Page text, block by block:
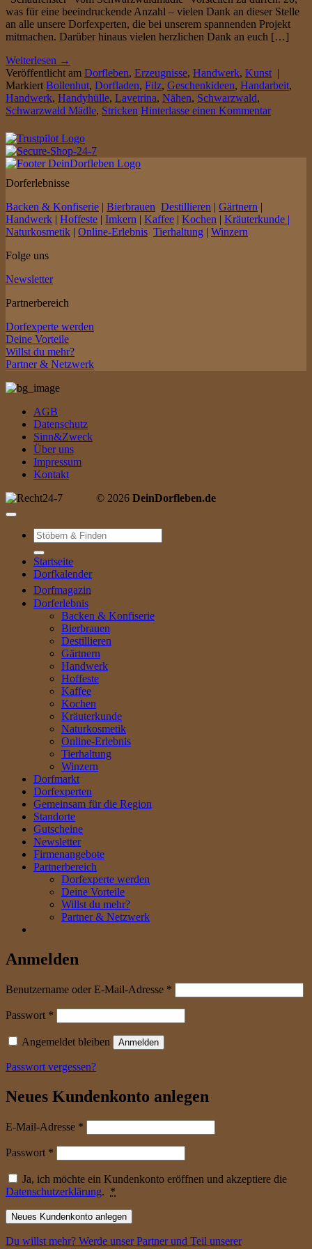
was für eine beeindruckende Anzahl – vielen Dank an dieser Stelle
an alle unsere Dorfexperten, die bei unserem spannenden Projekt
mitmachen. Darüber hinaus vielen herzlichen Dank an euch […]
Weiterlesen →
Veröffentlicht am Dorfleben, Erzeugnisse, Handwerk, Kunst |
Markiert Bollenhut, Dorfladen, Filz, Geschenkideen, Handarbeit,
Handwerk, Handyhülle, Lavetrina, Nähen, Schwarzwald,
Schwarzwald Mädle, Stricken Hinterlasse einen Kommentar
Dorferlebnisse
Backen & Konfiserie | Bierbrauen Destillieren | Gärtnern |
Handwerk | Hoffeste | Imkern | Kaffee | Kochen | Kräuterkunde |
Naturkosmetik | Online-Erlebnis Tierhaltung | Winzern
Folge uns
Newsletter
Partnerbereich
Dorfexperte werden
Deine Vorteile
Willst du mehr?
Partner & Netzwerk
AGB
Datenschutz
Sinn&Zweck
Über uns
Impressum
Kontakt
© 2026 DeinDorfleben.de
Suche
nach:
Startseite
Dorfkalender
Dorfmagazin
Dorferlebnis
Backen & Konfiserie
Bierbrauen
Destillieren
Gärtnern
Handwerk
Hoffeste
Kaffee
Kochen
Kräuterkunde
Naturkosmetik
Online-Erlebnis
Tierhaltung
Winzern
Dorfmarkt
Dorfexperten
Gemeinsam für die Region
Standorte
Gutscheine
Newsletter
Firmenangebote
Partnerbereich
Dorfexperte werden
Deine Vorteile
Willst du mehr?
Partner & Netzwerk
Anmelden
Benutzername oder E-Mail-Adresse *
Passwort *
Angemeldet bleiben Anmelden
Passwort vergessen?
Neues Kundenkonto anlegen
E-Mail-Adresse *
Passwort *
Ja, ich möchte ein Kundenkonto eröffnen und akzeptiere die
Datenschutzerklärung. *
Neues Kundenkonto anlegen
Du willst mehr? Werde unser Partner und Teil unserer